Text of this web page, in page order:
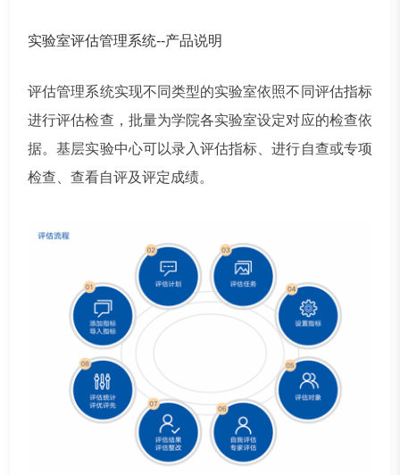
实验室评估管理系统--产品说明
评估管理系统实现不同类型的实验室依照不同评估指标
进行评估检查，批量为学院各实验室设定对应的检查依
据。基层实验中心可以录入评估指标、进行自查或专项
检查、查看自评及评定成绩。